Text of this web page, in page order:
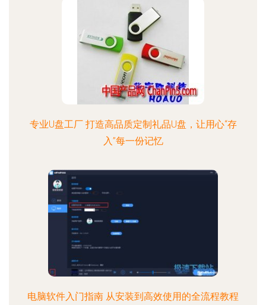
专业U盘工厂 打造高品质定制礼品U盘，让用心“存
入”每一份记忆
电脑软件入门指南 从安装到高效使用的全流程教程